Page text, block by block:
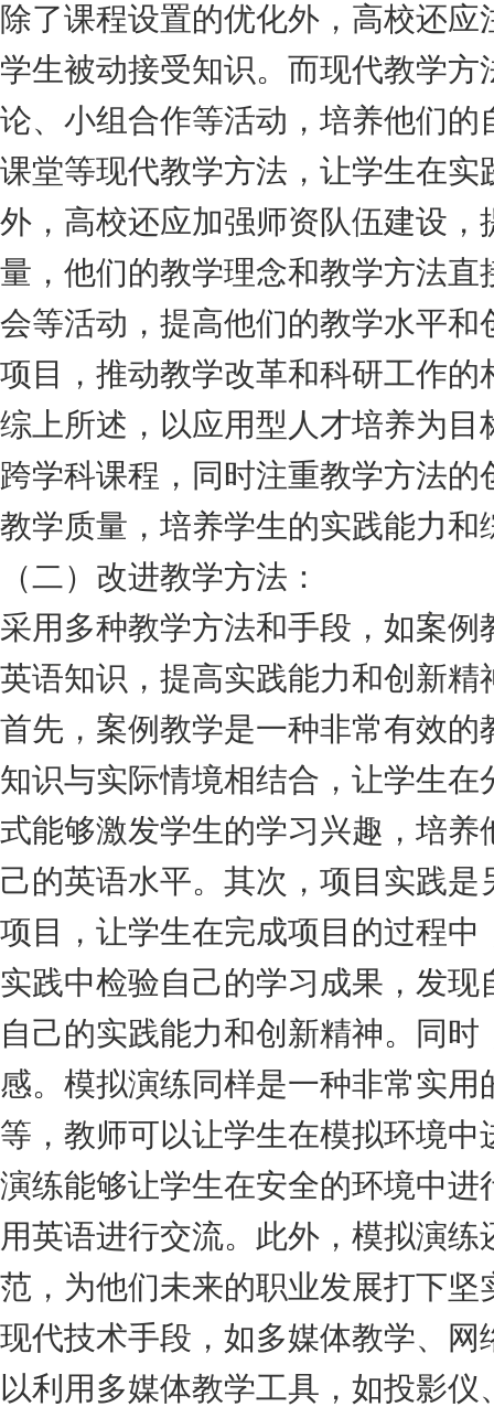
除了课程设置的优化外，高校还
学生被动接受知识。而现代教学
论、小组合作等活动，培养他们
课堂等现代教学方法，让学生在
外，高校还应加强师资队伍建设
量，他们的教学理念和教学方法
会等活动，提高他们的教学水平
项目，推动教学改革和科研工作的
综上所述，以应用型人才培养为
跨学科课程，同时注重教学方法
教学质量，培养学生的实践能力
（二）改进教学方法：
采用多种教学方法和手段，如案
英语知识，提高实践能力和创新精
首先，案例教学是一种非常有效
知识与实际情境相结合，让学生
式能够激发学生的学习兴趣，培
己的英语水平。其次，项目实践
项目，让学生在完成项目的过程
实践中检验自己的学习成果，发
自己的实践能力和创新精神。同
感。模拟演练同样是一种非常实
等，教师可以让学生在模拟环境
演练能够让学生在安全的环境中
用英语进行交流。此外，模拟演
范，为他们未来的职业发展打下
现代技术手段，如多媒体教学、
以利用多媒体教学工具，如投影